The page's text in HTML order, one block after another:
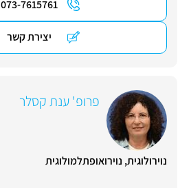
073-7615761
יצירת קשר
פרופ' ענת קסלר
נוירולוגית, נוירואופתלמולוגית